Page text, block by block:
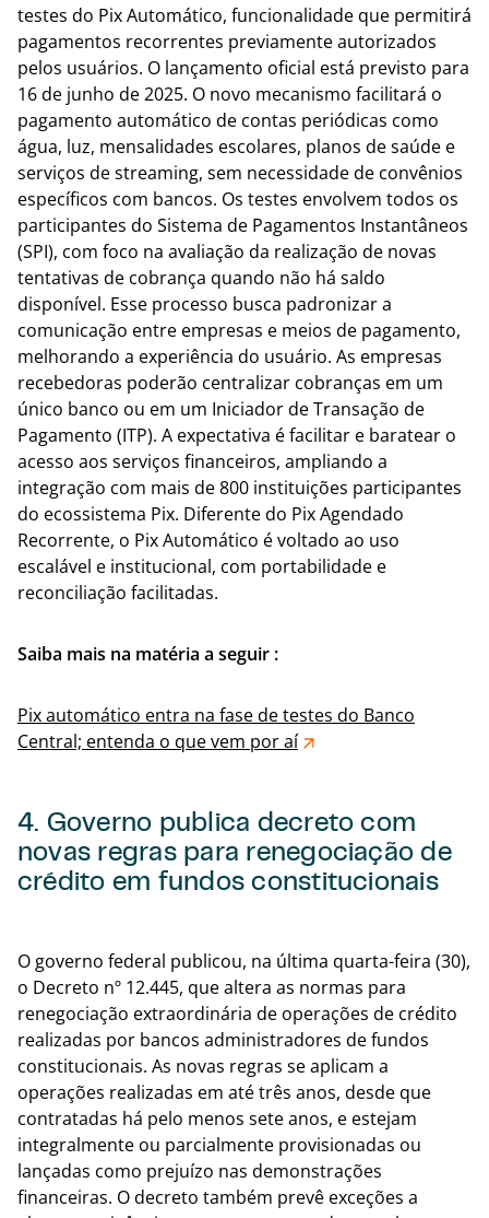
testes do Pix Automático, funcionalidade que permitirá
pagamentos recorrentes previamente autorizados
pelos usuários. O lançamento oficial está previsto para
16 de junho de 2025. O novo mecanismo facilitará o
pagamento automático de contas periódicas como
água, luz, mensalidades escolares, planos de saúde e
serviços de streaming, sem necessidade de convênios
específicos com bancos. Os testes envolvem todos os
participantes do Sistema de Pagamentos Instantâneos
(SPI), com foco na avaliação da realização de novas
tentativas de cobrança quando não há saldo
disponível. Esse processo busca padronizar a
comunicação entre empresas e meios de pagamento,
melhorando a experiência do usuário. As empresas
recebedoras poderão centralizar cobranças em um
único banco ou em um Iniciador de Transação de
Pagamento (ITP). A expectativa é facilitar e baratear o
acesso aos serviços financeiros, ampliando a
integração com mais de 800 instituições participantes
do ecossistema Pix. Diferente do Pix Agendado
Recorrente, o Pix Automático é voltado ao uso
escalável e institucional, com portabilidade e
reconciliação facilitadas.
Saiba mais na matéria a seguir :
Pix automático entra na fase de testes do Banco
Central; entenda o que vem por aí
4. Governo publica decreto com
novas regras para renegociação de
crédito em fundos constitucionais
O governo federal publicou, na última quarta-feira (30),
o Decreto nº 12.445, que altera as normas para
renegociação extraordinária de operações de crédito
realizadas por bancos administradores de fundos
constitucionais. As novas regras se aplicam a
operações realizadas em até três anos, desde que
contratadas há pelo menos sete anos, e estejam
integralmente ou parcialmente provisionadas ou
lançadas como prejuízo nas demonstrações
financeiras. O decreto também prevê exceções a